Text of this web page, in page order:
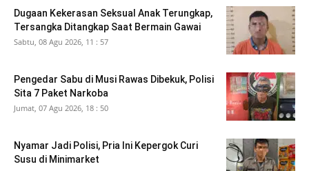
Dugaan Kekerasan Seksual Anak Terungkap,
Tersangka Ditangkap Saat Bermain Gawai
Sabtu, 08 Agu 2026, 11 : 57
Pengedar Sabu di Musi Rawas Dibekuk, Polisi
Sita 7 Paket Narkoba
Jumat, 07 Agu 2026, 18 : 50
Nyamar Jadi Polisi, Pria Ini Kepergok Curi
Susu di Minimarket